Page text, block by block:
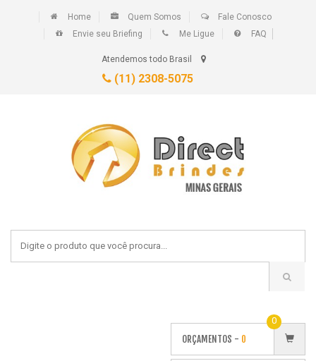
Home Quem Somos
Fale Conosco
Envie seu Briefing
Me Ligue FAQ
Atendemos todo Brasil
(11) 2308-5075
ORÇAMENTOS - 0
0